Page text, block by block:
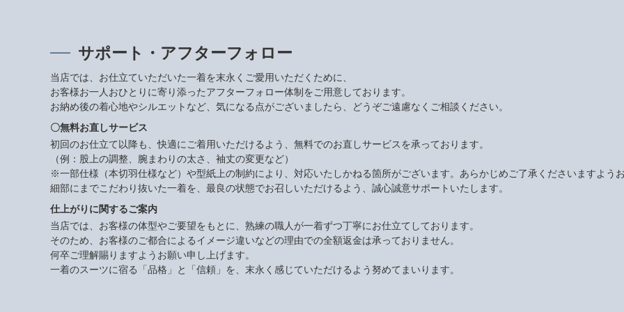
サポート・アフターフォロー
当店では、お仕立ていただいた一着を末永くご愛用いただくために、
お客様お一人おひとりに寄り添ったアフターフォロー体制をご用意しております。
お納め後の着心地やシルエットなど、気になる点がございましたら、どうぞご遠慮なくご相談ください。
〇無料お直しサービス
初回のお仕立て以降も、快適にご着用いただけるよう、無料でのお直しサービスを承っております。
（例：股上の調整、腕まわりの太さ、袖丈の変更など）
※一部仕様（本切羽仕様など）や型紙上の制約により、対応いたしかねる箇所がございます。あらかじめご了承くださいますようお
細部にまでこだわり抜いた一着を、最良の状態でお召しいただけるよう、誠心誠意サポートいたします。
仕上がりに関するご案内
当店では、お客様の体型やご要望をもとに、熟練の職人が一着ずつ丁寧にお仕立てしております。
そのため、お客様のご都合によるイメージ違いなどの理由での全額返金は承っておりません。
何卒ご理解賜りますようお願い申し上げます。
一着のスーツに宿る「品格」と「信頼」を、末永く感じていただけるよう努めてまいります。